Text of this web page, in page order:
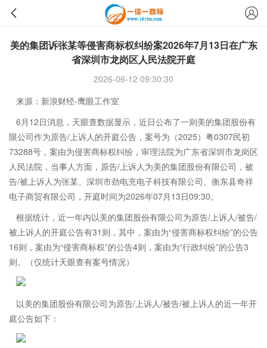
美的集团诉张某等侵害商标权纠纷案2026年7月13日在广东
省深圳市龙岗区人民法院开庭
2026-06-12 09:30:30
来源：新浪财经-鹰眼工作室
6月12日消息，天眼查数据显示，近日公布了一则美的集团股份有
限公司作为原告/上诉人的开庭公告，案号为（2025）粤0307民初
73288号，案由为侵害商标权纠纷，审理法院为广东省深圳市龙岗区
人民法院，当事人方面，原告/上诉人为美的集团股份有限公司，被
告/被上诉人为张某、深圳市劲电充电子科技有限公司、衡东县奇祥
电子商贸有限公司，开庭时间为2026年07月13日09:30。
根据统计，近一年内以美的集团股份有限公司为原告/上诉人/被告/
被上诉人的开庭公告有31则，其中，案由为“侵害商标权纠纷”的公告
16则，案由为“侵害商标权”的公告4则，案由为“行政纠纷”的公告3
则。（仅统计天眼查有案号情况）
以美的集团股份有限公司为原告/上诉人/被告/被上诉人的近一年开
庭公告如下：